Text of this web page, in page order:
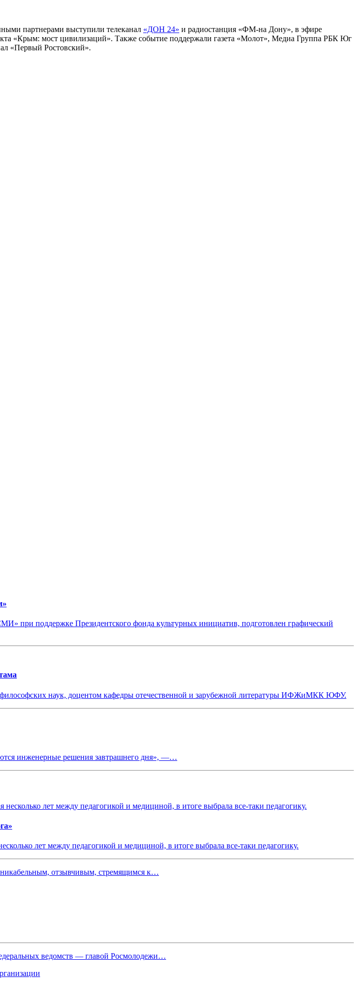
партнерами выступили телеканал «ДОН 24» и радиостанция «ФМ-на Дону», в эфире
«Крым: мост цивилизаций». Также событие поддержали газета «Молот», Медиа Группа РБК Юг
«Первый Ростовский».
при поддержке Президентского фонда культурных инициатив, подготовлен графический
наук, доцентом кафедры отечественной и зарубежной литературы ИФЖиМКК ЮФУ.
инженерные решения завтрашнего дня», —…
лет между педагогикой и медициной, в итоге выбрала все-таки педагогику.
отзывчивым, стремящимся к…
ведомств — главой Росмолодежи…